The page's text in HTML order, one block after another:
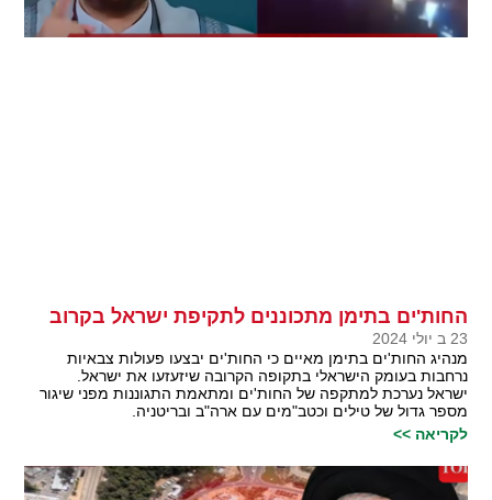
החות'ים בתימן מתכוננים לתקיפת ישראל בקרוב
23 ב יולי 2024
מנהיג החות'ים בתימן מאיים כי החות'ים יבצעו פעולות צבאיות
נרחבות בעומק הישראלי בתקופה הקרובה שיזעזעו את ישראל.
ישראל נערכת למתקפה של החות'ים ומתאמת התגוננות מפני שיגור
מספר גדול של טילים וכטב"מים עם ארה"ב ובריטניה.
לקריאה >>